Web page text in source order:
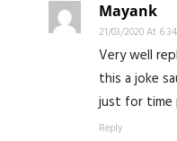
Mayank
21/03/2020 At
Very well
this a joke
just for time
Reply